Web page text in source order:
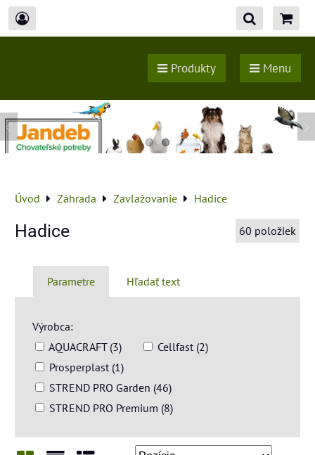
Produkty Menu
Úvod Záhrada Zavlažovanie Hadice
Hadice 60 položiek
Parametre Hľadať text
Výrobca:
AQUACRAFT (3)
Cellfast (2)
Prosperplast (1)
STREND PRO Garden (46)
STREND PRO Premium (8)